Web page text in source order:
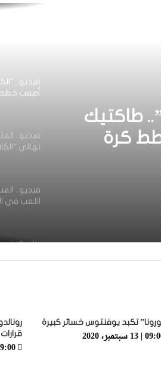
طاكتيك
كرة
فيديو..
أصعب خطط
فيديو..
نهائي
فيديو..
اللعب في
بيرلو:
تكبد يوفنتوس خسائر كبيرة
سبتمبر، 2020
09:00 | 18